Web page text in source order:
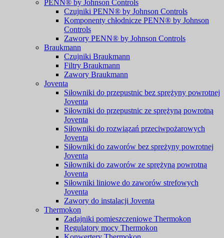
PENN® by Johnson Controls
Czujniki PENN® by Johnson Controls
Komponenty chłodnicze PENN® by Johnson
Controls
Zawory PENN® by Johnson Controls
Braukmann
Czujniki Braukmann
Filtry Braukmann
Zawory Braukmann
Joventa
Siłowniki do przepustnic bez sprężyny powrotnej
Joventa
Siłowniki do przepustnic ze sprężyną powrotną
Joventa
Siłowniki do rozwiązań przeciwpożarowych
Joventa
Siłowniki do zaworów bez spreżyny powrotnej
Joventa
Siłowniki do zaworów ze sprężyną powrotną
Joventa
Siłowniki liniowe do zaworów strefowych
Joventa
Zawory do instalacji Joventa
Thermokon
Zadajniki pomieszczeniowe Thermokon
Regulatory mocy Thermokon